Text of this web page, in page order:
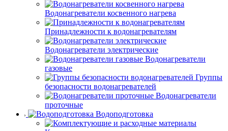
Водонагреватели косвенного нагрева
Принадлежности к водонагревателям
Водонагреватели электрические
Водонагреватели
газовые
Группы
безопасности водонагревателей
Водонагреватели
проточные
Водоподготовка